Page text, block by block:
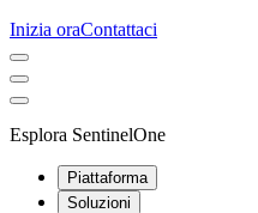
Inizia oraContattaci
Esplora SentinelOne
Piattaforma
Soluzioni